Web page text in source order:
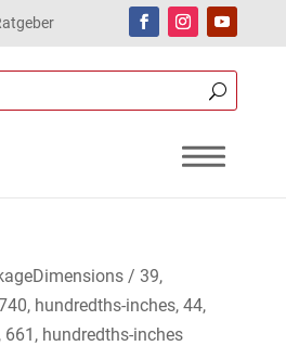
/ 39,
hundredths-inches, 44,
hundredths-inches